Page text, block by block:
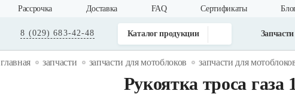
Рассрочка Доставка FAQ Cертификаты
8 (029) 683-42-48 Каталог продукции Запчасти
главная запчасти запчасти для мотоблоков запчасти для
Рукоятка троса газа